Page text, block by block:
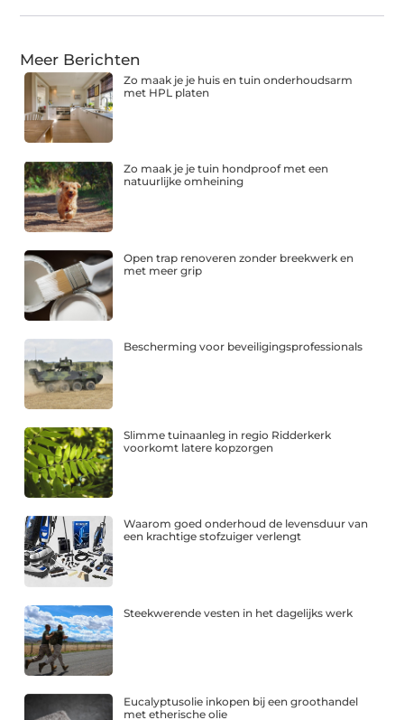
Meer Berichten
Zo maak je je huis en tuin onderhoudsarm
met HPL platen
Zo maak je je tuin hondproof met een
natuurlijke omheining
Open trap renoveren zonder breekwerk en
met meer grip
Bescherming voor beveiligingsprofessionals
Slimme tuinaanleg in regio Ridderkerk
voorkomt latere kopzorgen
Waarom goed onderhoud de levensduur van
een krachtige stofzuiger verlengt
Steekwerende vesten in het dagelijks werk
Eucalyptusolie inkopen bij een groothandel
met etherische olie